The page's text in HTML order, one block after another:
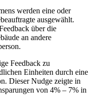
werden eine oder
ausgewählt.
über die
an andere
Feedback zu
Einheiten durch eine
Dieser Nudge zeigte in
von 4% – 7% in